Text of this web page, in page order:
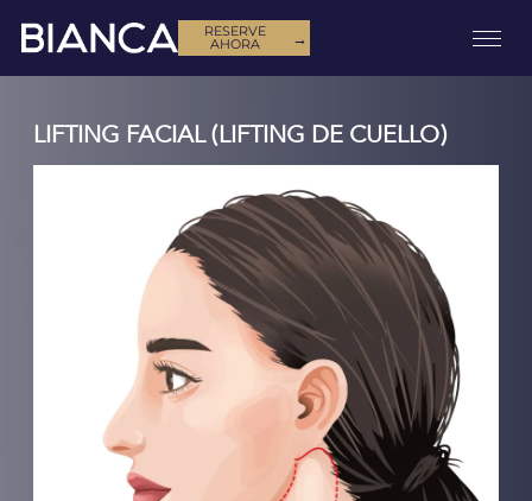
RESERVE
AHORA →
LIFTING FACIAL (LIFTING DE CUELLO)